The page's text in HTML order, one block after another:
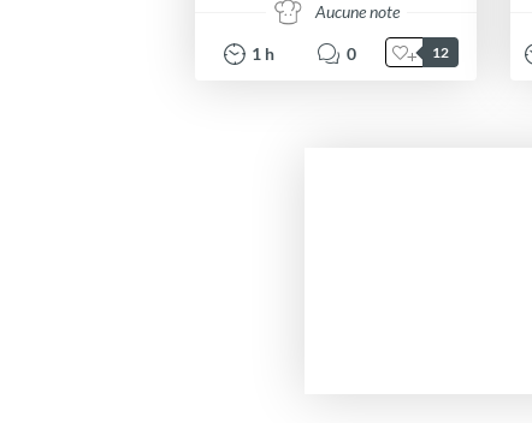
Aucune note
1 h 0 12